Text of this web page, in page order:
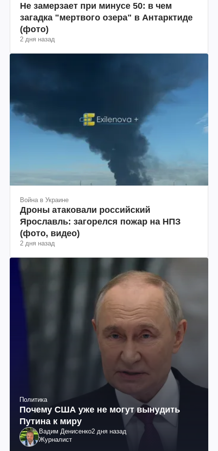
Не замерзает при минусе 50: в чем
загадка "мертвого озера" в Антарктиде
(фото)
2 дня назад
Война в Украине
Дроны атаковали российский
Ярославль: загорелся пожар на НПЗ
(фото, видео)
2 дня назад
Политика
Почему США уже не могут вынудить
Путина к миру
Вадим Денисенко2 дня назад
Журналист